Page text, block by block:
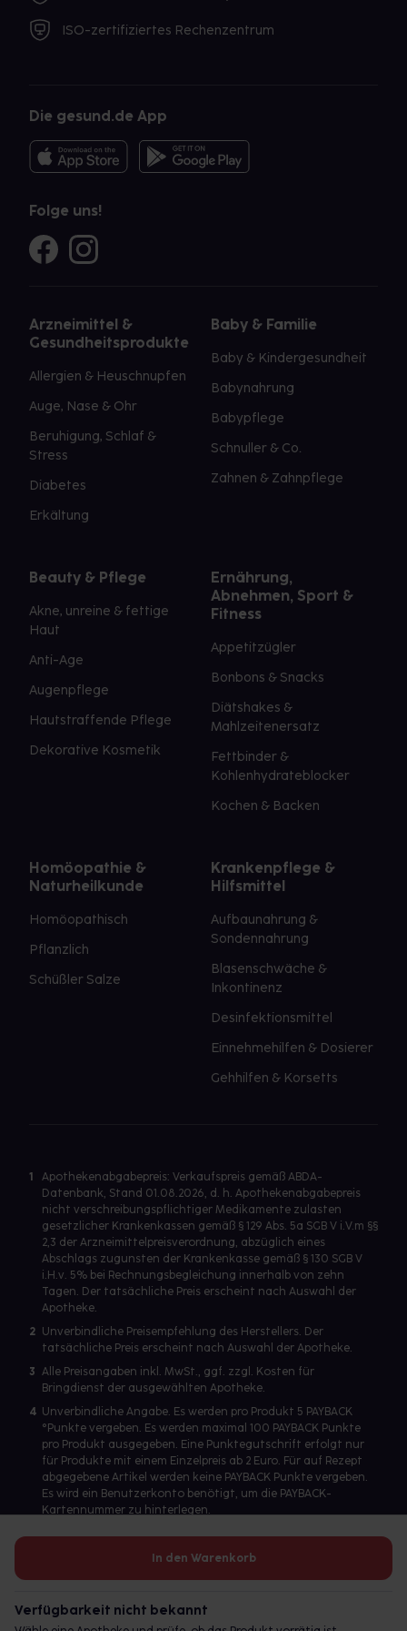
In den Warenkorb
Verfügbarkeit nicht bekannt
ISO-zertifiziertes Rechenzentrum
Die gesund.de App
Folge uns!
Arzneimittel &
Gesundheitsprodukte
Allergien & Heuschnupfen
Auge, Nase & Ohr
Beruhigung, Schlaf &
Stress
Diabetes
Erkältung
Baby & Familie
Baby & Kindergesundheit
Babynahrung
Babypflege
Schnuller & Co.
Zahnen & Zahnpflege
Beauty & Pflege
Akne, unreine & fettige
Haut
Anti-Age
Augenpflege
Hautstraffende Pflege
Dekorative Kosmetik
Ernährung,
Abnehmen, Sport &
Fitness
Appetitzügler
Bonbons & Snacks
Diätshakes &
Mahlzeitenersatz
Fettbinder &
Kohlenhydrateblocker
Kochen & Backen
Homöopathie &
Naturheilkunde
Homöopathisch
Pflanzlich
Schüßler Salze
Krankenpflege &
Hilfsmittel
Aufbaunahrung &
Sondennahrung
Blasenschwäche &
Inkontinenz
Desinfektionsmittel
Einnehmehilfen & Dosierer
Gehhilfen & Korsetts
1
Apothekenabgabepreis: Verkaufspreis gemäß ABDA-
Datenbank, Stand 01.08.2026, d. h. Apothekenabgabepreis
nicht verschreibungspflichtiger Medikamente zulasten
gesetzlicher Krankenkassen gemäß § 129 Abs. 5a SGB V i.V.m §§
2,3 der Arzneimittelpreisverordnung, abzüglich eines
Abschlags zugunsten der Krankenkasse gemäß § 130 SGB V
i.H.v. 5% bei Rechnungsbegleichung innerhalb von zehn
Tagen. Der tatsächliche Preis erscheint nach Auswahl der
Apotheke.
2 Unverbindliche Preisempfehlung des Herstellers. Der
tatsächliche Preis erscheint nach Auswahl der Apotheke.
3 Alle Preisangaben inkl. MwSt., ggf. zzgl. Kosten für
Bringdienst der ausgewählten Apotheke.
4 Unverbindliche Angabe. Es werden pro Produkt 5 PAYBACK
°Punkte vergeben. Es werden maximal 100 PAYBACK Punkte
pro Produkt ausgegeben. Eine Punktegutschrift erfolgt nur
für Produkte mit einem Einzelpreis ab 2 Euro. Für auf Rezept
abgegebene Artikel werden keine PAYBACK Punkte vergeben.
Es wird ein Benutzerkonto benötigt, um die PAYBACK-
Kartennummer zu hinterlegen.
Betreiber des Portals und verantwortlich: gesund.de GmbH &
© 2026 gesund.de GmbH & Co. KG